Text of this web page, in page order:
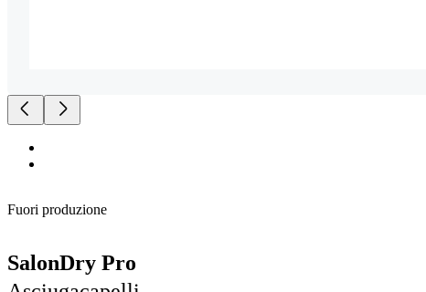
Fuori produzione
SalonDry Pro